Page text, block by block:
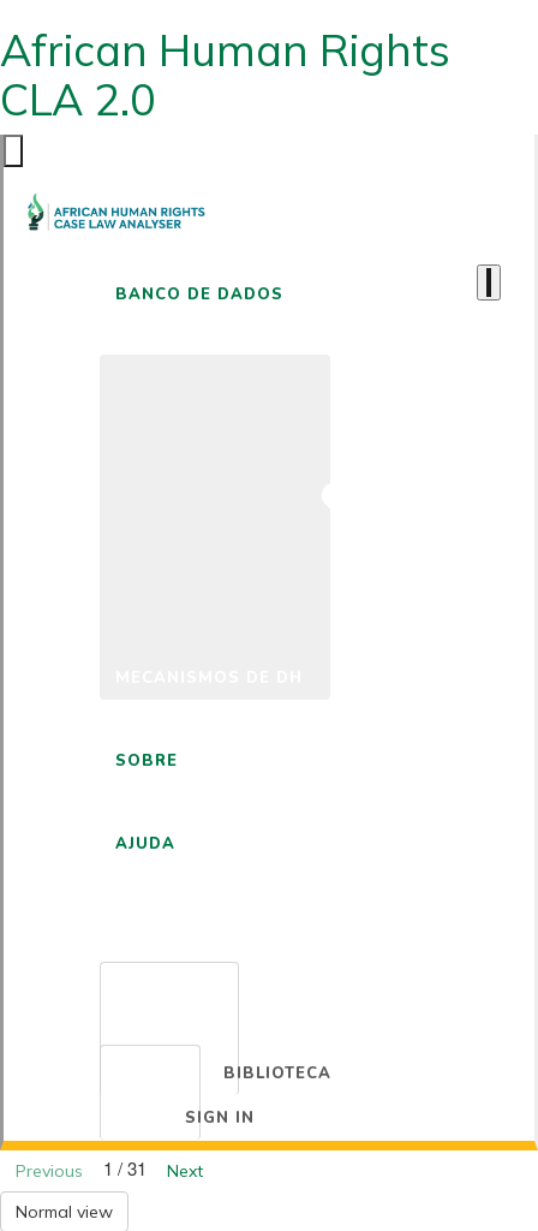
African Human Rights
CLA 2.0
BANCO DE DADOS
SOBRE
AJUDA
BIBLIOTECA
SIGN IN
Previous 1 / 31
Next
Normal view